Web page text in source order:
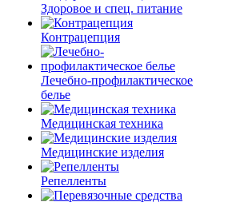
Здоровое и спец. питание
Контрацепция
Лечебно-профилактическое
белье
Медицинская техника
Медицинские изделия
Репелленты